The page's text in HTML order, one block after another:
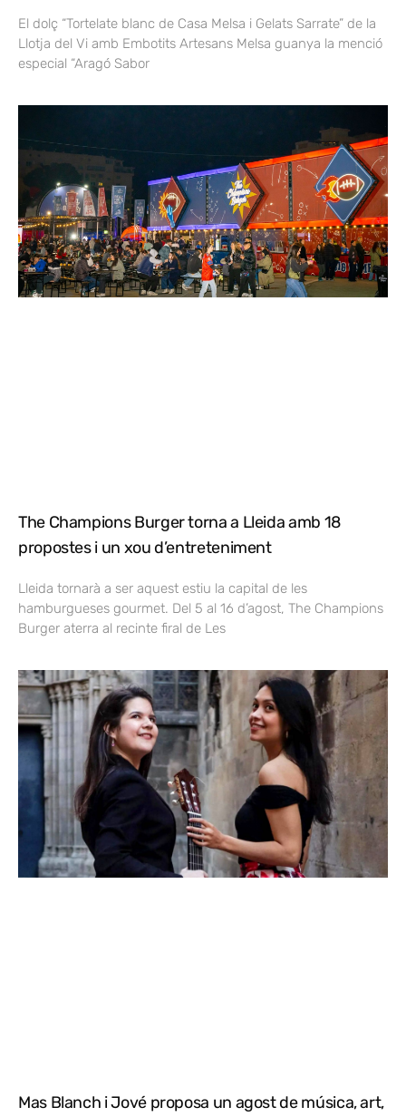
El dolç “Tortelate blanc de Casa Melsa i Gelats Sarrate” de la
Llotja del Vi amb Embotits Artesans Melsa guanya la menció
especial “Aragó Sabor
The Champions Burger torna a Lleida amb 18
propostes i un xou d’entreteniment
Lleida tornarà a ser aquest estiu la capital de les
hamburgueses gourmet. Del 5 al 16 d’agost, The Champions
Burger aterra al recinte firal de Les
Mas Blanch i Jové proposa un agost de música, art,